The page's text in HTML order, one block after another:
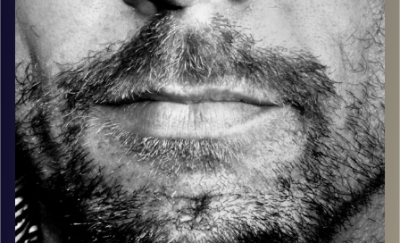
קרדיט תמונות: David Goehring